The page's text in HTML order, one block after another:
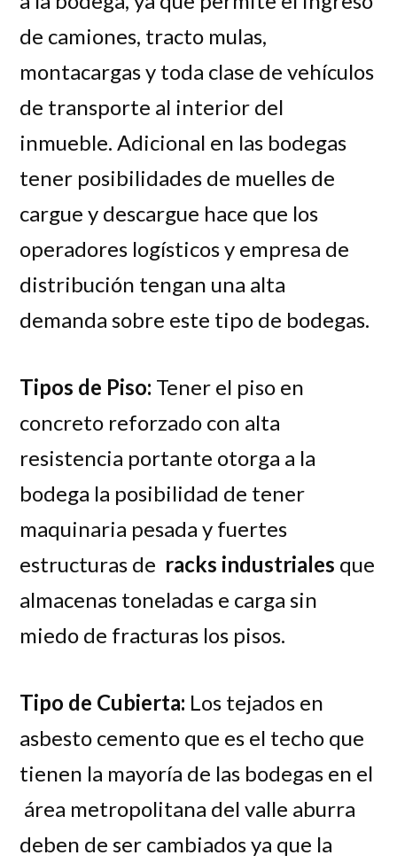
de camiones, tracto mulas,
montacargas y toda clase de vehículos
de transporte al interior del
inmueble. Adicional en las bodegas
tener posibilidades de muelles de
cargue y descargue hace que los
operadores logísticos y empresa de
distribución tengan una alta
demanda sobre este tipo de bodegas.
Tipos de Piso: Tener el piso en
concreto reforzado con alta
resistencia portante otorga a la
bodega la posibilidad de tener
maquinaria pesada y fuertes
estructuras de racks industriales que
almacenas toneladas e carga sin
miedo de fracturas los pisos.
Tipo de Cubierta: Los tejados en
asbesto cemento que es el techo que
tienen la mayoría de las bodegas en el
área metropolitana del valle aburra
deben de ser cambiados ya que la